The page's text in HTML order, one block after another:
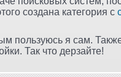
создана категория с
пользуюсь я сам.
Так что дерзайте!